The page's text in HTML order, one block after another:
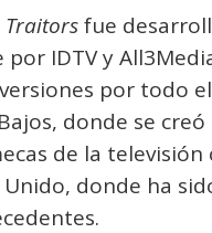
Traitorsfue
IDTV y
por todo
donde se
de la televisión
Unido, donde ha